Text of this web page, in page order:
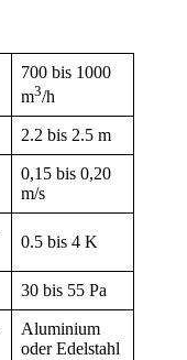
700 bis 1000
m3/h
2.2 bis 2.5 m
0,15 bis 0,20
m/s
0.5 bis 4 K
30 bis 55 Pa
Aluminium
oder Edelstahl